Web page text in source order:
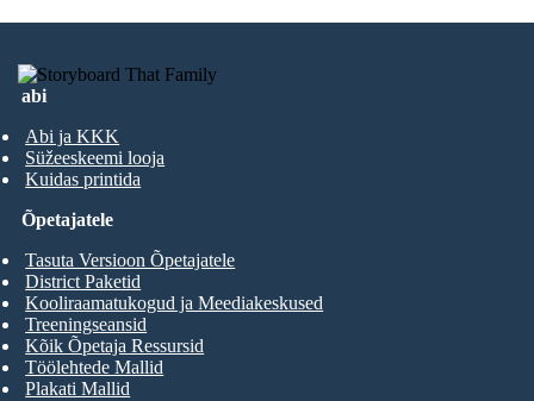
abi
Abi ja KKK
Süžeeskeemi looja
Kuidas printida
Õpetajatele
Tasuta Versioon Õpetajatele
District Paketid
Kooliraamatukogud ja Meediakeskused
Treeningseansid
Kõik Õpetaja Ressursid
Töölehtede Mallid
Plakati Mallid